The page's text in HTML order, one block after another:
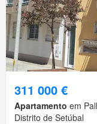
311 000 €
Apartamento em
Distrito de Setúbal